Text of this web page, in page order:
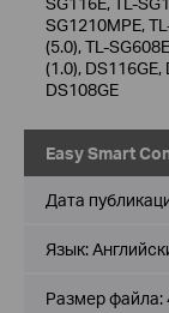
SG1210MPE,
(5.0), TL-
(1.0), DS116GE,
DS108GE
Easy Smart
Дата
Язык:
Размер файла: